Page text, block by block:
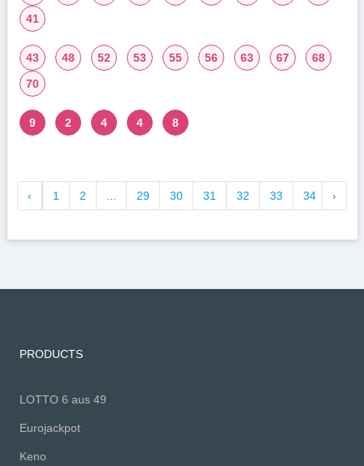
41
43 48 52 53 55 56 63 67
68
70
9 2 4 4 8
‹ 1 2 ... 29 30 31 32 33 34 ›
PRODUCTS
LOTTO 6 aus 49
Eurojackpot
Keno